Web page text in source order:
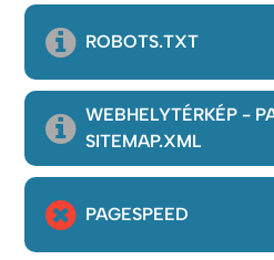
ROBOTS.TXT
WEBHELYTÉRKÉP -
SITEMAP.XML
PAGESPEED